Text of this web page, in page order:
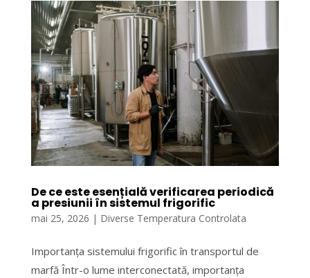
De ce este esențială verificarea periodică
a presiunii în sistemul frigorific
mai 25, 2026 | Diverse Temperatura Controlata
Importanța sistemului frigorific în transportul de
marfă Într-o lume interconectată, importanța